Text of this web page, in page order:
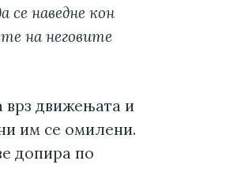
наведне кон
на неговите
врз движењата и
им се омилени.
допира по